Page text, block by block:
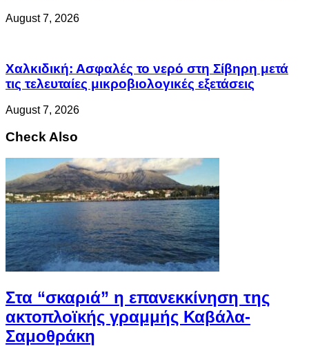
August 7, 2026
Χαλκιδική: Ασφαλές το νερό στη Σίβηρη μετά
τις τελευταίες μικροβιολογικές εξετάσεις
August 7, 2026
Check Also
Στα “σκαριά” η επανεκκίνηση της
ακτοπλοϊκής γραμμής Καβάλα-
Σαμοθράκη